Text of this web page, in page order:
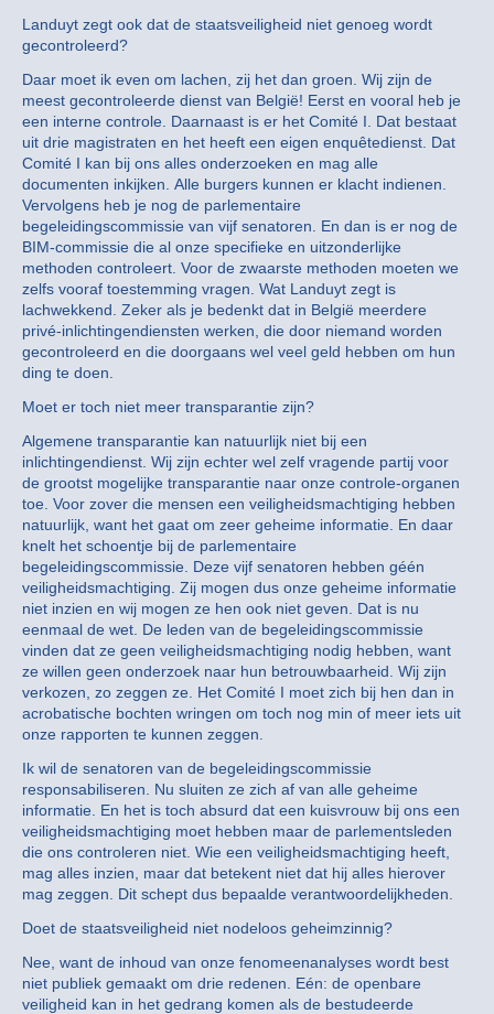
Landuyt zegt ook dat de staatsveiligheid niet genoeg wordt
gecontroleerd?
Daar moet ik even om lachen, zij het dan groen. Wij zijn de
meest gecontroleerde dienst van België! Eerst en vooral heb je
een interne controle. Daarnaast is er het Comité I. Dat bestaat
uit drie magistraten en het heeft een eigen enquêtedienst. Dat
Comité I kan bij ons alles onderzoeken en mag alle
documenten inkijken. Alle burgers kunnen er klacht indienen.
Vervolgens heb je nog de parlementaire
begeleidingscommissie van vijf senatoren. En dan is er nog de
BIM-commissie die al onze specifieke en uitzonderlijke
methoden controleert. Voor de zwaarste methoden moeten we
zelfs vooraf toestemming vragen. Wat Landuyt zegt is
lachwekkend. Zeker als je bedenkt dat in België meerdere
privé-inlichtingendiensten werken, die door niemand worden
gecontroleerd en die doorgaans wel veel geld hebben om hun
ding te doen.
Moet er toch niet meer transparantie zijn?
Algemene transparantie kan natuurlijk niet bij een
inlichtingendienst. Wij zijn echter wel zelf vragende partij voor
de grootst mogelijke transparantie naar onze controle-organen
toe. Voor zover die mensen een veiligheidsmachtiging hebben
natuurlijk, want het gaat om zeer geheime informatie. En daar
knelt het schoentje bij de parlementaire
begeleidingscommissie. Deze vijf senatoren hebben géén
veiligheidsmachtiging. Zij mogen dus onze geheime informatie
niet inzien en wij mogen ze hen ook niet geven. Dat is nu
eenmaal de wet. De leden van de begeleidingscommissie
vinden dat ze geen veiligheidsmachtiging nodig hebben, want
ze willen geen onderzoek naar hun betrouwbaarheid. Wij zijn
verkozen, zo zeggen ze. Het Comité I moet zich bij hen dan in
acrobatische bochten wringen om toch nog min of meer iets uit
onze rapporten te kunnen zeggen.
Ik wil de senatoren van de begeleidingscommissie
responsabiliseren. Nu sluiten ze zich af van alle geheime
informatie. En het is toch absurd dat een kuisvrouw bij ons een
veiligheidsmachtiging moet hebben maar de parlementsleden
die ons controleren niet. Wie een veiligheidsmachtiging heeft,
mag alles inzien, maar dat betekent niet dat hij alles hierover
mag zeggen. Dit schept dus bepaalde verantwoordelijkheden.
Doet de staatsveiligheid niet nodeloos geheimzinnig?
Nee, want de inhoud van onze fenomeenanalyses wordt best
niet publiek gemaakt om drie redenen. Eén: de openbare
veiligheid kan in het gedrang komen als de bestudeerde